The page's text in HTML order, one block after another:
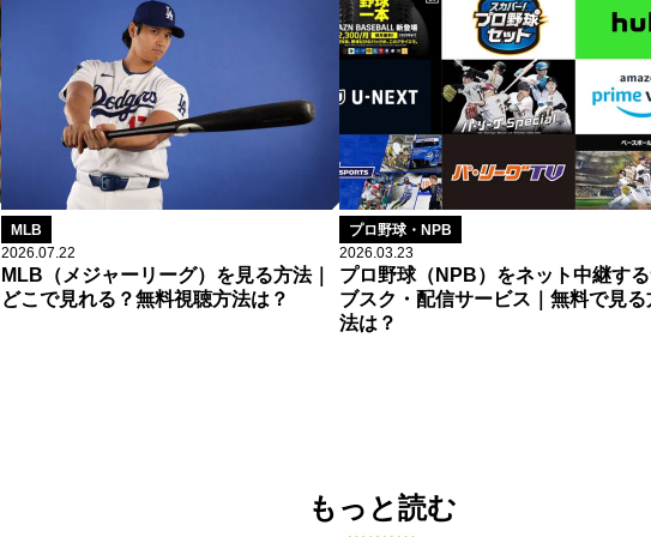
MLB
2026.07.22
MLB（メジャーリーグ）を見る方法｜
どこで見れる？無料視聴方法は？
プロ野球・NPB
2026.03.23
プロ野球（NPB）をネット中継す
ブスク・配信サービス｜無料で見る
法は？
もっと読む